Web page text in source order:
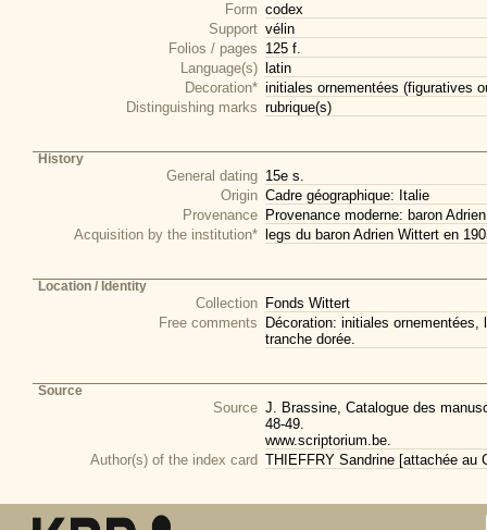
Form codex
Support vélin
Folios / pages 125 f.
Language(s)
latin
Decoration* initiales ornementées (figuratives
Distinguishing marks rubrique(s)
History
General dating 15e s.
Origin Cadre géographique: Italie
Provenance Provenance moderne: baron
Acquisition by the institution*
legs du baron Adrien Wittert en
Location / Identity
Collection Fonds Wittert
Free comments
Décoration: initiales
tranche dorée.
Source
Source J. Brassine, Catalogue des
48-49.
www.scriptorium.be.
Author(s) of the index card THIEFFRY Sandrine [attachée au